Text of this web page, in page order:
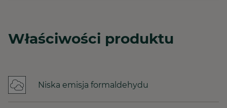
Właściwości produktu
Niska emisja formaldehydu